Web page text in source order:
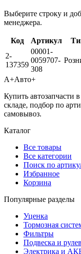
Выберите строку и
менеджера.
Код Артикул
2-
137359
00001-
0059707-
308
А+Авто+
Купить автозапчасти
складе, подбор по
самовывоз.
Каталог
Все товары
Все категории
Поиск по
Избранное
Корзина
Популярные разделы
Уценка
Тормозная
Фильтры
Подвеска и
Электрика и